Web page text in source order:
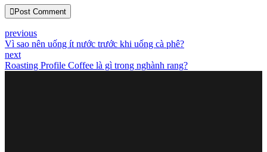
Post Comment
previous
Vì sao nên uống ít nước trước khi uống cà phê?
next
Roasting Profile Coffee là gì trong nghành rang?